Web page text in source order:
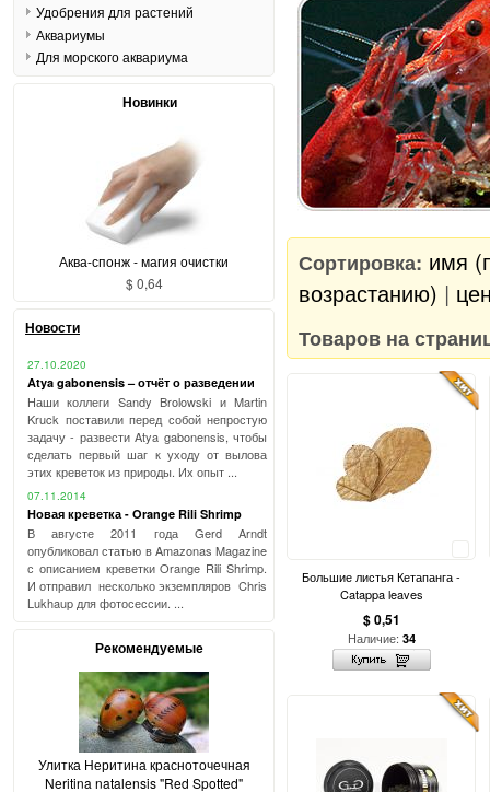
Сортировка: имя
возрастанию) |
Товаров на
Большие листья Кетапанга -
Catappa leaves
$ 0,51
Наличие: 34
Удобрения для растений
Аквариумы
Для морского аквариума
Новинки
Аква-спонж - магия очистки
$ 0,64
Новости
27.10.2020
Atya gabonensis – отчёт о разведении
Наши коллеги Sandy Brolowski и Martin
Kruck поставили перед собой непростую
задачу - развести Atya gabonensis, чтобы
сделать первый шаг к уходу от вылова
этих креветок из природы. Их опыт ...
07.11.2014
Новая креветка - Orange Rili Shrimp
В августе 2011 года Gerd Arndt
опубликовал статью в Amazonas Magazine
с описанием креветки Orange Rili Shrimp.
И отправил несколько экземпляров Chris
Lukhaup для фотосессии. ...
Рекомендуемые
Улитка Неритина красноточечная
Neritina natalensis "Red Spotted"